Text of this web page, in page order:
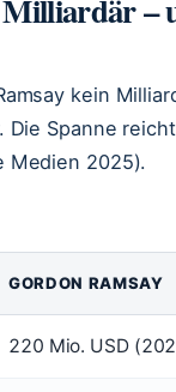
–
kein
Spanne
Medien 2025).
Oliver
GORDON RAMSAY
220 Mio. USD